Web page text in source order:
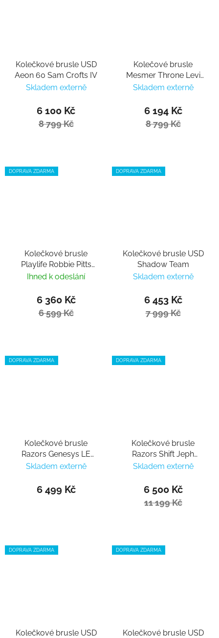
Kolečkové brusle USD
Aeon 60 Sam Crofts IV
Skladem externě
6 100 Kč
8 799 Kč
Kolečové brusle
Mesmer Throne Levi
van Rijn Pro
Skladem externě
6 194 Kč
8 799 Kč
DOPRAVA ZDARMA
Kolečkové brusle
Playlife Robbie Pitts
Fantasy 72
Ihned k odeslání
6 360 Kč
6 599 Kč
DOPRAVA ZDARMA
Kolečkové brusle USD
Shadow Team
Skladem externě
6 453 Kč
7 999 Kč
DOPRAVA ZDARMA
Kolečkové brusle
Razors Genesys LE
black
Skladem externě
6 499 Kč
DOPRAVA ZDARMA
Kolečkové brusle
Razors Shift Jeph
Howard 2
Skladem externě
6 500 Kč
11 199 Kč
DOPRAVA ZDARMA
Kolečkové brusle USD
DOPRAVA ZDARMA
Kolečkové brusle USD